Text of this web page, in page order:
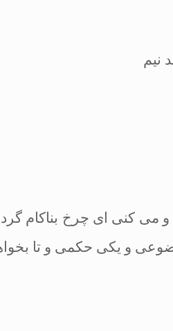
نيم
مى‏ كنى اى چرخ بناكام گرد
و يكى حكمى و تا